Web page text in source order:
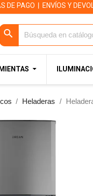
DE PAGO ENVÍOS Y
search
Heladeras